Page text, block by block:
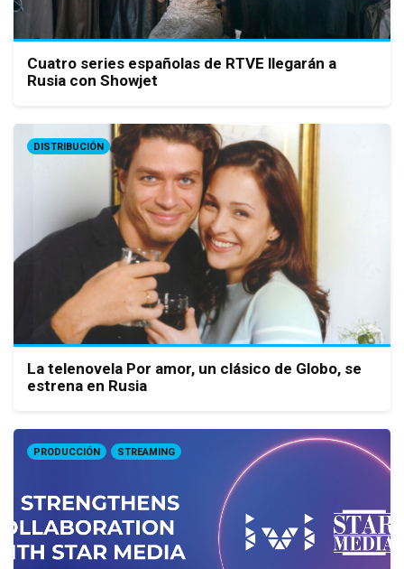
Cuatro series españolas de RTVE llegarán a
Rusia con Showjet
DISTRIBUCIÓN
La telenovela Por amor, un clásico de Globo, se
estrena en Rusia
PRODUCCIÓN STREAMING